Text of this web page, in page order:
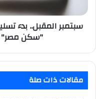
مشروع
"سكن
دمياط
سبتمبر المقبل.. بدء
"سكن مصر"
مقالات ذات صلة